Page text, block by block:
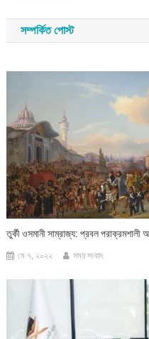
navigation
সম্পর্কিত পোস্ট
তুর্কী ওসমানী সাম্রাজ্য: প্রবল পরাক্রমশালী
মে ৭, ২০২২ সময় সংবাদ